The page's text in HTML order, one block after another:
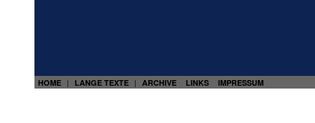
HOME | LANGE TEXTE | ARCHIVE LINKS IMPRESSUM